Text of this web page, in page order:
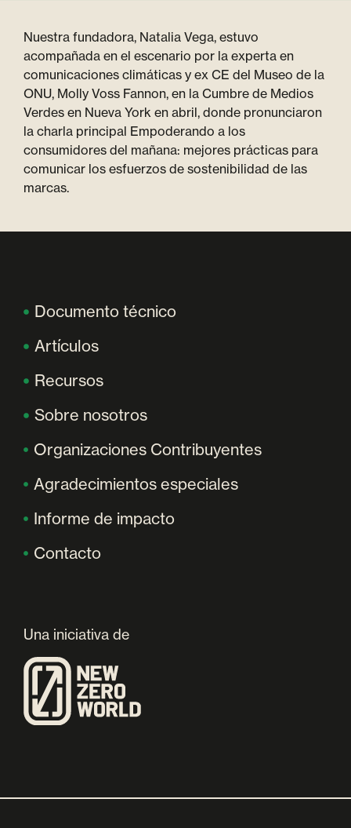
Nuestra fundadora, Natalia Vega, estuvo
acompañada en el escenario por la experta en
comunicaciones climáticas y ex CE del Museo de la
ONU, Molly Voss Fannon, en la Cumbre de Medios
Verdes en Nueva York en abril, donde pronunciaron
la charla principal Empoderando a los
consumidores del mañana: mejores prácticas para
comunicar los esfuerzos de sostenibilidad de las
marcas.
Documento técnico
Artículos
Recursos
Sobre nosotros
Organizaciones Contribuyentes
Agradecimientos especiales
Informe de impacto
Contacto
Una iniciativa de